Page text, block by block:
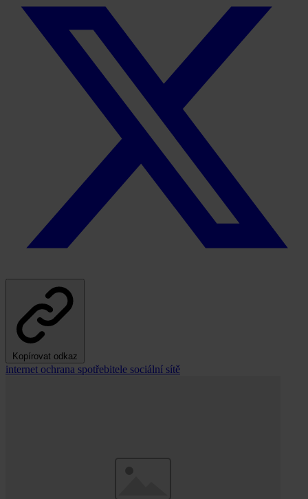
Kopírovat odkaz
internet ochrana spotřebitele sociální sítě